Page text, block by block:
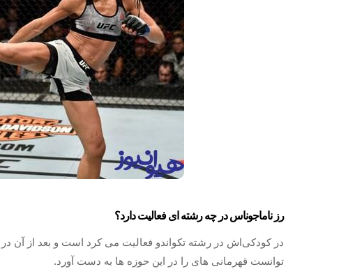
رز ناماجوناس در چه رشته ای فعالیت دارد؟
در کودکی‌اش در رشته تکواندو فعالیت می کرد است و بعد از آن در
توانست قهرمانی های را در این حوزه ها به دست آورد.